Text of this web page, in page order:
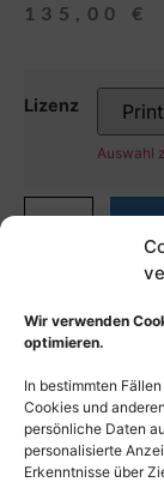
Wir verwenden
optimieren.
In bestimmten
Cookies und
persönliche Daten
personalisierte
Erkenntnisse über
135,00 €
Lizenz
Auswahl